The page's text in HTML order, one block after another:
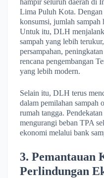
hampir seluruh daerah di
Lima Puluh Kota.
konsumsi, jumlah sampah
Untuk itu, DLH
sampah yang lebih
persampahan,
rencana pengembangan
yang lebih modern.
Selain itu, DLH terus
dalam pemilahan sampah
rumah tangga.
mengurangi beban TPA
ekonomi melalui bank
3. Pemantauan
Perlindungan